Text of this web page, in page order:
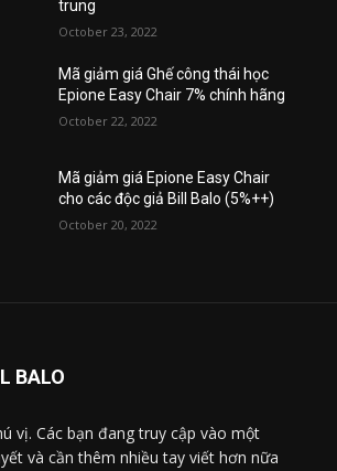
trung
October 23, 2022
Mã giảm giá Ghế công thái học
Epione Easy Chair 7% chính hãng
October 22, 2022
Mã giảm giá Epione Easy Chair
cho các độc giả Bill Balo (5%++)
October 20, 2022
BALO
vị. Các bạn đang truy cập vào một
và cần thêm nhiều tay viết hơn nữa